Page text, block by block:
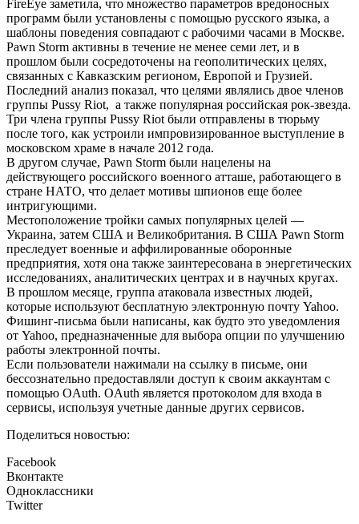
FireEye заметила, что множество параметров вредоносных
программ были установлены с помощью русского языка, а
шаблоны поведения совпадают с рабочими часами в Москве.
Pawn Storm активны в течение не менее семи лет, и в
прошлом были сосредоточены на геополитических целях,
связанных с Кавказским регионом, Европой и Грузией.
Последний анализ показал, что целями являлись двое членов
группы Pussy Riot, а также популярная российская рок-звезда.
Три члена группы Pussy Riot были отправлены в тюрьму
после того, как устроили импровизированное выступление в
московском храме в начале 2012 года.
В другом случае, Pawn Storm были нацелены на
действующего российского военного атташе, работающего в
стране НАТО, что делает мотивы шпионов еще более
интригующими.
Местоположение тройки самых популярных целей —
Украина, затем США и Великобритания. В США Pawn Storm
преследует военные и аффилированные оборонные
предприятия, хотя она также заинтересована в энергетических
исследованиях, аналитических центрах и в научных кругах.
В прошлом месяце, группа атаковала известных людей,
которые используют бесплатную электронную почту Yahoo.
Фишинг-письма были написаны, как будто это уведомления
от Yahoo, предназначенные для выбора опции по улучшению
работы электронной почты.
Если пользователи нажимали на ссылку в письме, они
бессознательно предоставляли доступ к своим аккаунтам с
помощью OAuth. OAuth является протоколом для входа в
сервисы, используя учетные данные других сервисов.
Поделиться новостью:
Facebook
Вконтакте
Одноклассники
Twitter